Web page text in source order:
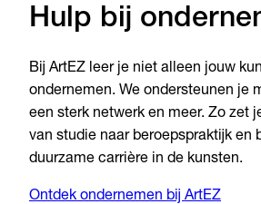
Hulp bij
Bij ArtEZ leer je niet alleen jouw
ondernemen. We ondersteunen je
een sterk netwerk en meer. Zo zet
van studie naar beroepspraktijk en
duurzame carrière in de kunsten.
Ontdek ondernemen bij ArtEZ